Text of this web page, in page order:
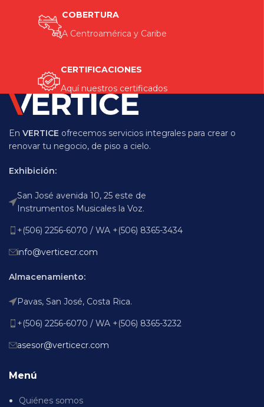
COBERTURA
A Centroamérica y Caribe
CERTIFICACIONES
Aquí nuestros certificados
En VERTICE ofrecemos servicios integrales para crear o
renovar tu negocio, de piso a cielo.
Exhibición:
San José avenida 10, 25 este de
Instrumentos Musicales la Voz.
+(506) 2256-6070 / WA +(506) 8365-3434
info@verticecr.com
Almacenamiento:
Pavas, San José, Costa Rica.
+(506) 2256-6070 / WA +(506) 8365-3232
asesor@verticecr.com
Menú
Quiénes somos